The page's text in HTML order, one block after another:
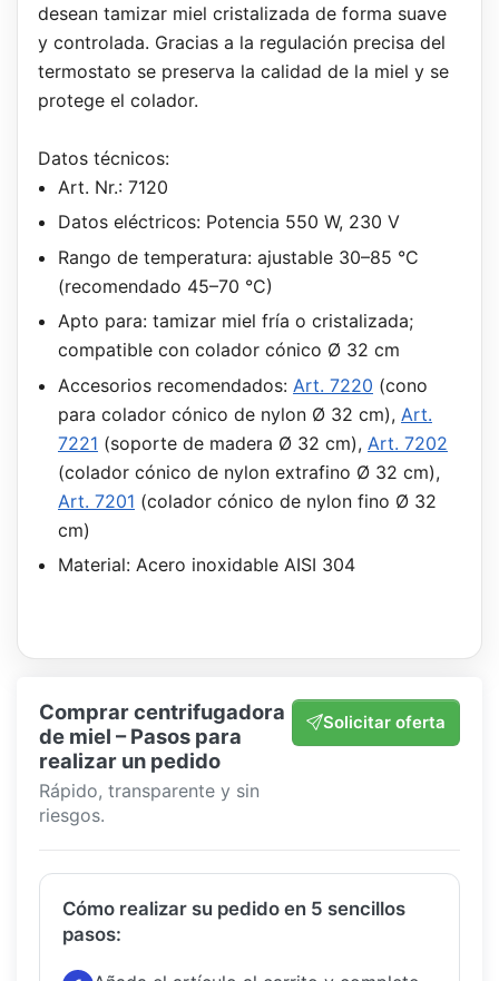
desean tamizar miel cristalizada de forma suave
y controlada. Gracias a la regulación precisa del
termostato se preserva la calidad de la miel y se
protege el colador.
Datos técnicos:
Art. Nr.: 7120
Datos eléctricos: Potencia 550 W, 230 V
Rango de temperatura: ajustable 30–85 °C
(recomendado 45–70 °C)
Apto para: tamizar miel fría o cristalizada;
compatible con colador cónico Ø 32 cm
Accesorios recomendados: Art. 7220 (cono
para colador cónico de nylon Ø 32 cm), Art.
7221 (soporte de madera Ø 32 cm), Art. 7202
(colador cónico de nylon extrafino Ø 32 cm),
Art. 7201 (colador cónico de nylon fino Ø 32
cm)
Material: Acero inoxidable AISI 304
Comprar centrifugadora
de miel – Pasos para
realizar un pedido
Rápido, transparente y sin
riesgos.
Solicitar oferta
Cómo realizar su pedido en 5 sencillos
pasos: